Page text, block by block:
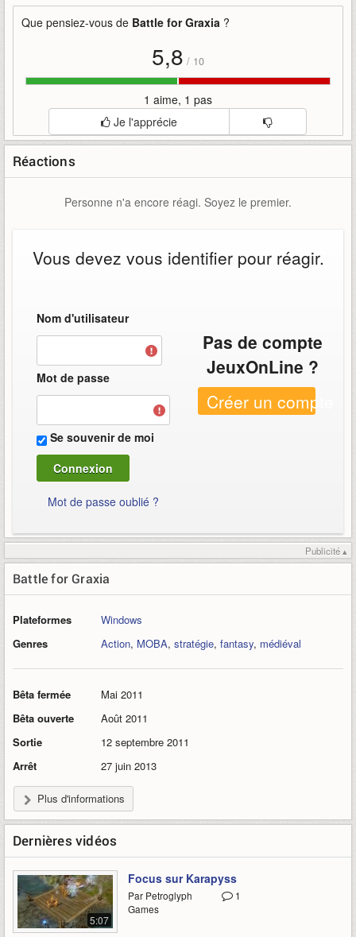
Que pensiez-vous de Battle for Graxia ?
5,8 / 10
1 aime, 1 pas
Je l'apprécie
Réactions
Personne n'a encore réagi. Soyez le premier.
Vous devez vous identifier pour réagir.
Nom d'utilisateur
Mot de passe
Se souvenir de moi
Mot de passe oublié ?
Pas de compte
JeuxOnLine ?
Créer un compte
Publicité ▴
Battle for Graxia
Plateformes
Windows
Genres
Action, MOBA, stratégie, fantasy, médiéval
Bêta fermée
Mai 2011
Bêta ouverte
Août 2011
Sortie
12 septembre 2011
Arrêt
27 juin 2013
Plus d'informations
Dernières vidéos
5:07
Focus sur Karapyss
1
Par Petroglyph
Games